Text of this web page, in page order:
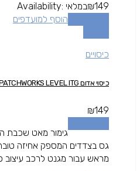
₪149
Availability: במלאי
הוסף למועדפים
כיסויים
כיסוי אדום IPHONE 11 – PATCHWORKS LEVEL ITG
₪149
גימור מאט שכבת
גס בצדדים המספק אחיזה
מראש עבור מגנט לרכב עיצוב